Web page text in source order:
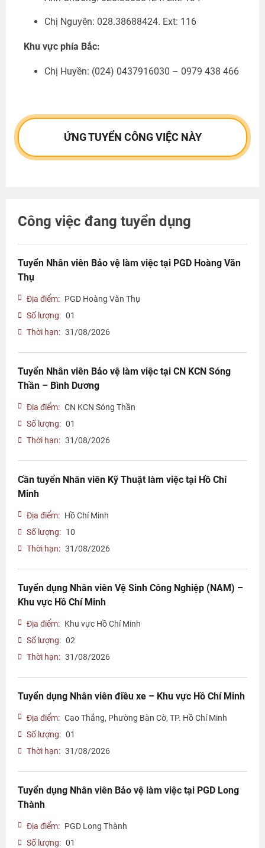
Chị Nguyên: 028.38688424. Ext: 116
Khu vực phía Bắc:
Chị Huyền: (024) 0437916030 – 0979 438 466
ỨNG TUYỂN CÔNG VIỆC NÀY
Công việc đang tuyển dụng
Tuyển Nhân viên Bảo vệ làm việc tại PGD Hoàng Văn
Thụ
Địa điểm: PGD Hoàng Văn Thụ
Số lượng: 01
Thời hạn: 31/08/2026
Tuyển Nhân viên Bảo vệ làm việc tại CN KCN Sóng
Thần – Bình Dương
Địa điểm: CN KCN Sóng Thần
Số lượng: 01
Thời hạn: 31/08/2026
Cần tuyển Nhân viên Kỹ Thuật làm việc tại Hồ Chí
Minh
Địa điểm: Hồ Chí Minh
Số lượng: 10
Thời hạn: 31/08/2026
Tuyển dụng Nhân viên Vệ Sinh Công Nghiệp (NAM) –
Khu vực Hồ Chí Minh
Địa điểm: Khu vực Hồ Chí Minh
Số lượng: 02
Thời hạn: 31/08/2026
Tuyển dụng Nhân viên điều xe – Khu vực Hồ Chí Minh
Địa điểm: Cao Thắng, Phường Bàn Cờ, TP. Hồ Chí Minh
Số lượng: 01
Thời hạn: 31/08/2026
Tuyển dụng Nhân viên Bảo vệ làm việc tại PGD Long
Thành
Địa điểm: PGD Long Thành
Số lượng: 01